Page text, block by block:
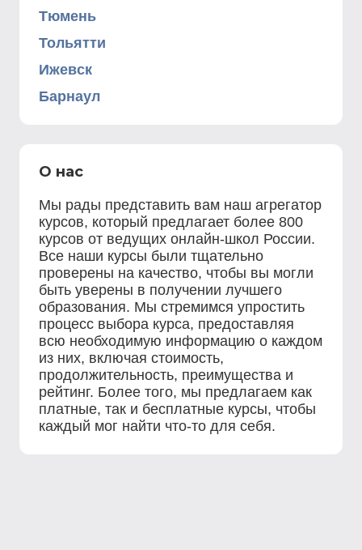
Тюмень
Тольятти
Ижевск
Барнаул
О нас
Мы рады представить вам наш агрегатор
курсов, который предлагает более 800
курсов от ведущих онлайн-школ России.
Все наши курсы были тщательно
проверены на качество, чтобы вы могли
быть уверены в получении лучшего
образования. Мы стремимся упростить
процесс выбора курса, предоставляя
всю необходимую информацию о каждом
из них, включая стоимость,
продолжительность, преимущества и
рейтинг. Более того, мы предлагаем как
платные, так и бесплатные курсы, чтобы
каждый мог найти что-то для себя.